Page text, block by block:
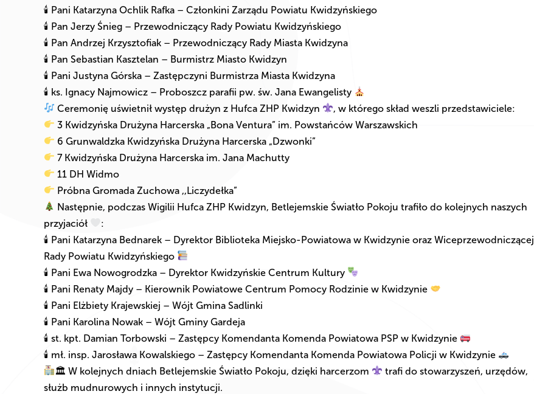
🕯 Pani Katarzyna Ochlik Rafka – Członkini Zarządu Powiatu Kwidzyńskiego
🕯 Pan Jerzy Śnieg – Przewodniczący Rady Powiatu Kwidzyńskiego
🕯 Pan Andrzej Krzysztofiak – Przewodniczący Rady Miasta Kwidzyna
🕯 Pan Sebastian Kasztelan – Burmistrz Miasto Kwidzyn
🕯 Pani Justyna Górska – Zastępczyni Burmistrza Miasta Kwidzyna
🕯 ks. Ignacy Najmowicz – Proboszcz parafii pw. św. Jana Ewangelisty
Ceremonię uświetnił występ drużyn z Hufca ZHP Kwidzyn
, w którego skład weszli przedstawiciele:
3 Kwidzyńska Drużyna Harcerska „Bona Ventura” im. Powstańców Warszawskich
6 Grunwaldzka Kwidzyńska Drużyna Harcerska „Dzwonki”
7 Kwidzyńska Drużyna Harcerska im. Jana Machutty
11 DH Widmo
Próbna Gromada Zuchowa ,,Liczydełka”
Następnie, podczas Wigilii Hufca ZHP Kwidzyn, Betlejemskie Światło Pokoju trafiło do kolejnych naszych
przyjaciół
:
🕯 Pani Katarzyna Bednarek – Dyrektor Biblioteka Miejsko-Powiatowa w Kwidzynie oraz Wiceprzewodniczącej
Rady Powiatu Kwidzyńskiego
🕯 Pani Ewa Nowogrodzka – Dyrektor Kwidzyńskie Centrum Kultury
🕯 Pani Renaty Majdy – Kierownik Powiatowe Centrum Pomocy Rodzinie w Kwidzynie
🕯 Pani Elżbiety Krajewskiej – Wójt Gmina Sadlinki
🕯 Pani Karolina Nowak – Wójt Gminy Gardeja
🕯 st. kpt. Damian Torbowski – Zastępcy Komendanta Komenda Powiatowa PSP w Kwidzynie
🕯 mł. insp. Jarosława Kowalskiego – Zastępcy Komendanta Komenda Powiatowa Policji w Kwidzynie
🏛 W kolejnych dniach Betlejemskie Światło Pokoju, dzięki harcerzom
trafi do stowarzyszeń, urzędów,
służb mudnurowych i innych instytucji.